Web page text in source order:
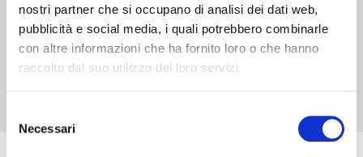
nostri partner che si occupano di analisi dei dati web,
pubblicità e social media, i quali potrebbero combinarle
con altre informazioni che ha fornito loro o che hanno
raccolto dal suo utilizzo dei loro servizi.
delNecessari
Oltre a riprodurre musica, Duo ricarica dispositivi
compatibili grazie alle duezone di ricarica wireless
integrate, unendo praticità e stile in un unicoprodotto.